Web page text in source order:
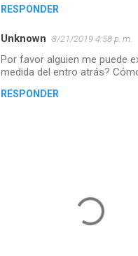
RESPONDER
Unknown 8/21/2019 4:58 p. m.
Por favor alguien me puede
medida del entro atrás?
RESPONDER